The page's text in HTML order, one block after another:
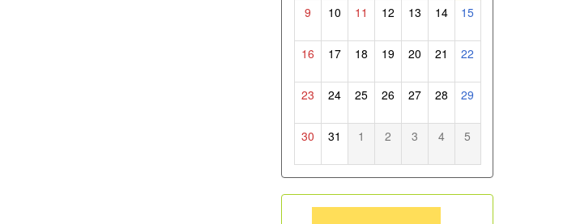
9 10 11 12 13 14 15
16 17 18 19 20 21 22
23 24 25 26 27 28 29
30 31 1 2 3 4 5